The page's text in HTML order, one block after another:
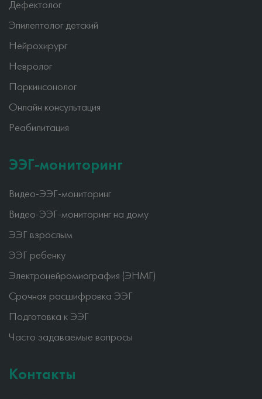
Дефектолог
Эпилептолог детский
Нейрохирург
Невролог
Паркинсонолог
Онлайн консультация
Реабилитация
ЭЭГ-мониторинг
Видео-ЭЭГ-мониторинг
Видео-ЭЭГ-мониторинг на дому
ЭЭГ взрослым
ЭЭГ ребенку
Электронейромиография (ЭНМГ)
Срочная расшифровка ЭЭГ
Подготовка к ЭЭГ
Часто задаваемые вопросы
Контакты